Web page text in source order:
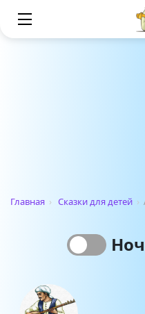
Главная › Сказки для детей ›